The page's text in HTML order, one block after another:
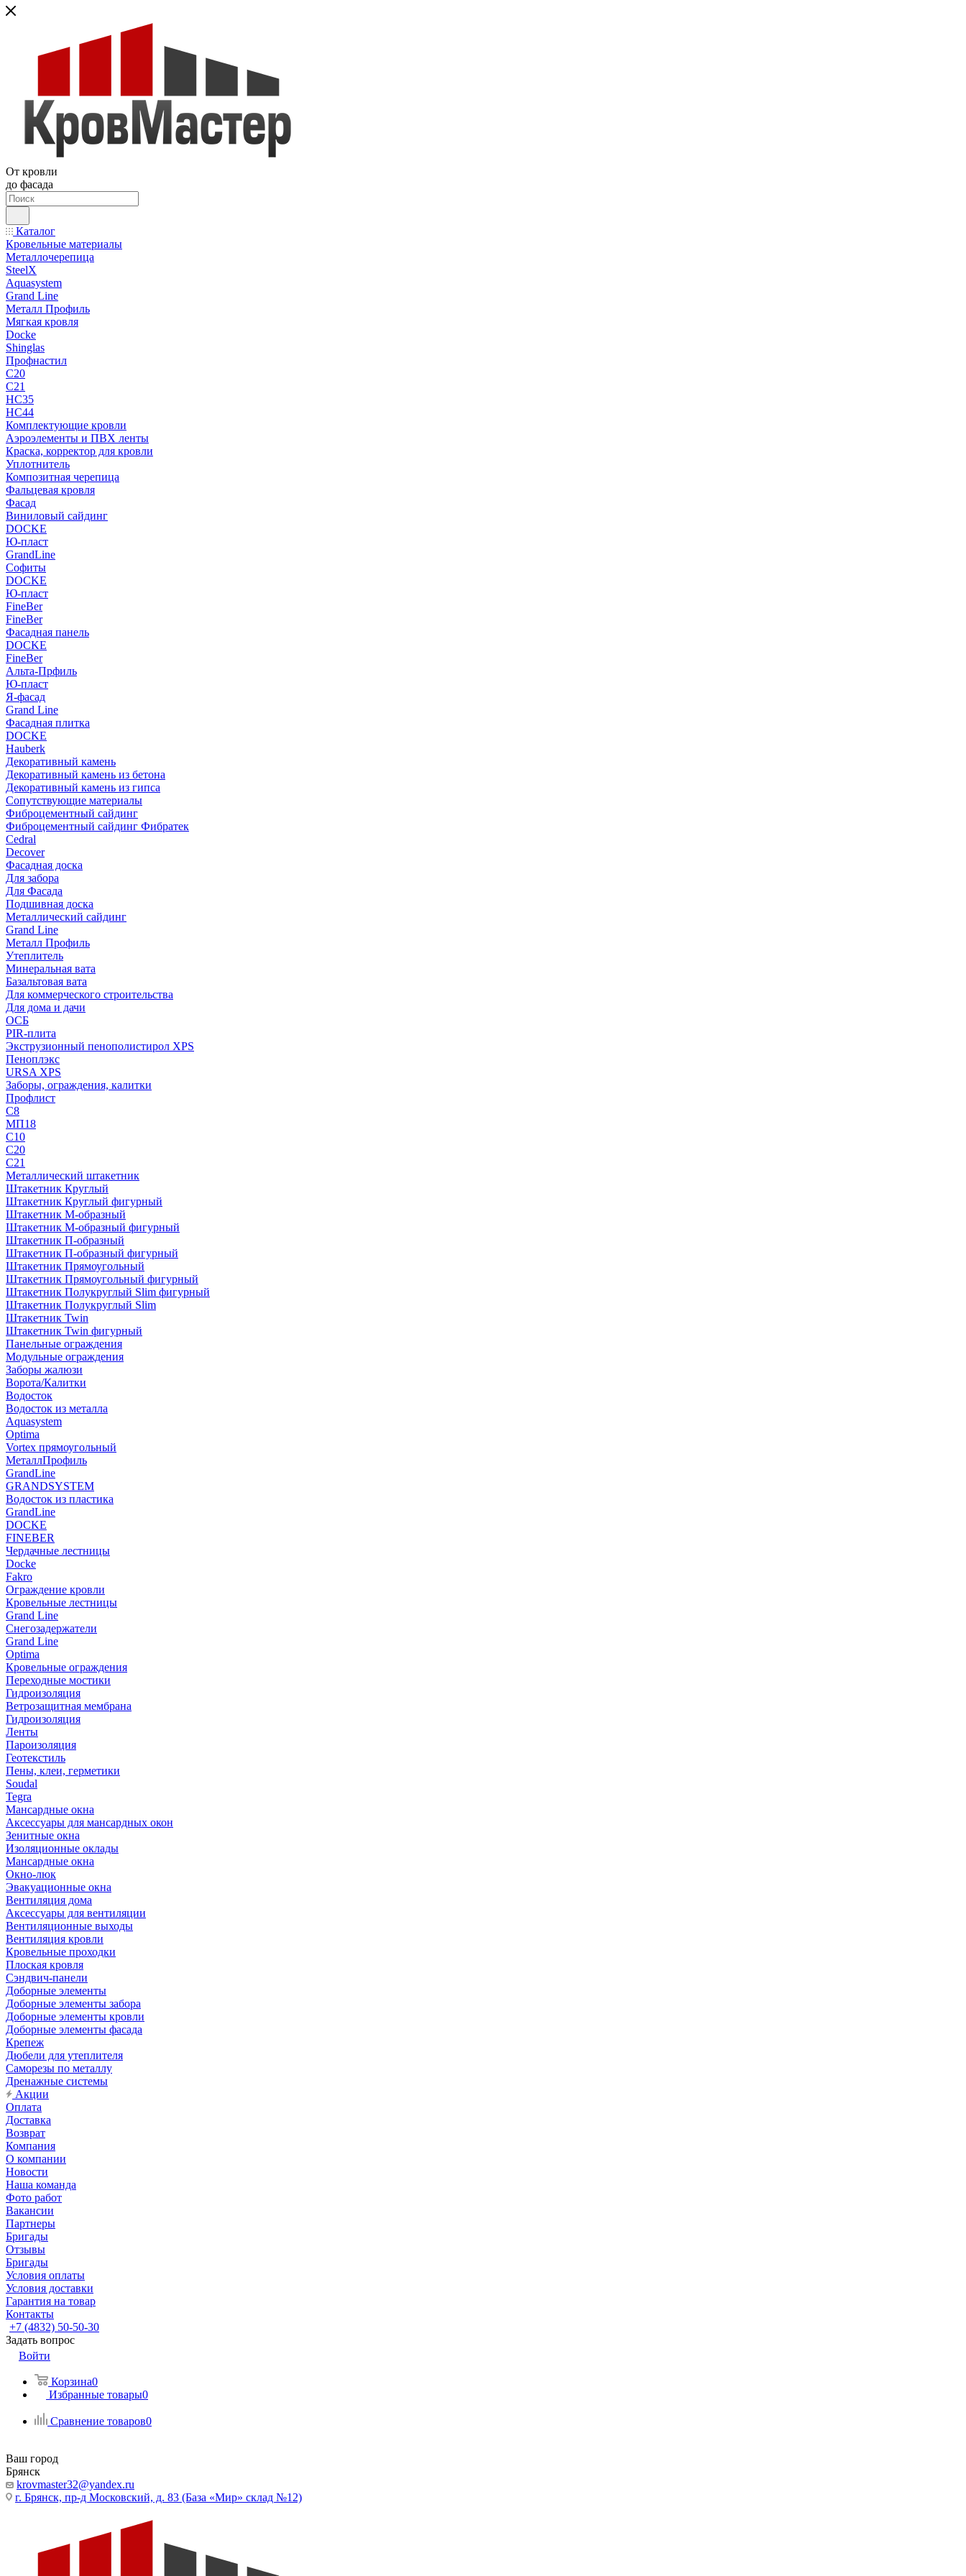
От кровли
до фасада
Каталог
Кровельные материалы
Металлочерепица
SteelX
Aquasystem
Grand Line
Металл Профиль
Мягкая кровля
Docke
Shinglas
Профнастил
C20
C21
НС35
НС44
Комплектующие кровли
Аэроэлементы и ПВХ ленты
Краска, корректор для кровли
Уплотнитель
Композитная черепица
Фальцевая кровля
Фасад
Виниловый сайдинг
DOCKE
Ю-пласт
GrandLine
Софиты
DOCKE
Ю-пласт
FineBer
FineBer
Фасадная панель
DOCKE
FineBer
Альта-Прфиль
Ю-пласт
Я-фасад
Grand Line
Фасадная плитка
DOCKE
Hauberk
Декоративный камень
Декоративный камень из бетона
Декоративный камень из гипса
Сопутствующие материалы
Фиброцементный сайдинг
Фиброцементный сайдинг Фибратек
Cedral
Decover
Фасадная доска
Для забора
Для Фасада
Подшивная доска
Металлический сайдинг
Grand Line
Металл Профиль
Утеплитель
Минеральная вата
Базальтовая вата
Для коммерческого строительства
Для дома и дачи
ОСБ
PIR-плита
Экструзионный пенополистирол XPS
Пеноплэкс
URSA XPS
Заборы, ограждения, калитки
Профлист
С8
МП18
С10
С20
С21
Металлический штакетник
Штакетник Круглый
Штакетник Круглый фигурный
Штакетник М-образный
Штакетник М-образный фигурный
Штакетник П-образный
Штакетник П-образный фигурный
Штакетник Прямоугольный
Штакетник Прямоугольный фигурный
Штакетник Полукруглый Slim фигурный
Штакетник Полукруглый Slim
Штакетник Twin
Штакетник Twin фигурный
Панельные ограждения
Модульные ограждения
Заборы жалюзи
Ворота/Калитки
Водосток
Водосток из металла
Aquasystem
Optima
Vortex прямоугольный
МеталлПрофиль
GrandLine
GRANDSYSTEM
Водосток из пластика
GrandLine
DOCKE
FINEBER
Чердачные лестницы
Docke
Fakro
Ограждение кровли
Кровельные лестницы
Grand Line
Снегозадержатели
Grand Line
Optima
Кровельные ограждения
Переходные мостики
Гидроизоляция
Ветрозащитная мембрана
Гидроизоляция
Ленты
Пароизоляция
Геотекстиль
Пены, клеи, герметики
Soudal
Tegra
Мансардные окна
Аксессуары для мансардных окон
Зенитные окна
Изоляционные оклады
Мансардные окна
Окно-люк
Эвакуационные окна
Вентиляция дома
Аксессуары для вентиляции
Вентиляционные выходы
Вентиляция кровли
Кровельные проходки
Плоская кровля
Сэндвич-панели
Доборные элементы
Доборные элементы забора
Доборные элементы кровли
Доборные элементы фасада
Крепеж
Дюбели для утеплителя
Саморезы по металлу
Дренажные системы
Акции
Оплата
Доставка
Возврат
Компания
О компании
Новости
Наша команда
Фото работ
Вакансии
Партнеры
Бригады
Отзывы
Бригады
Условия оплаты
Условия доставки
Гарантия на товар
Контакты
+7 (4832) 50-50-30
Задать вопрос
Войти
Корзина0
Избранные товары0
Сравнение товаров0
Ваш город
Брянск
krovmaster32@yandex.ru
г. Брянск, пр-д Московский, д. 83 (База «Мир» склад №12)